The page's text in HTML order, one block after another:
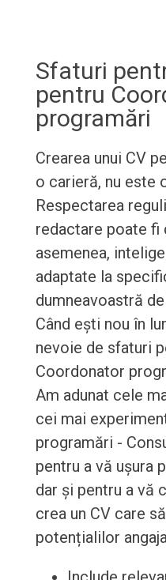
Sfaturi
pentru
programări
Crearea unui CV
o carieră, nu este
Respectarea
redactare poate fi
asemenea,
adaptate la
dumneavoastră
Când ești nou în
nevoie de sfaturi
Coordonator
Am adunat cele
cei mai
programări -
pentru a vă ușura
dar și pentru a vă
crea un CV care
potențialilor